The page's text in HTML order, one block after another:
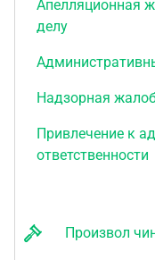
Апелляционная
делу
Надзорная
Привлечение к
ответственности
Произвол